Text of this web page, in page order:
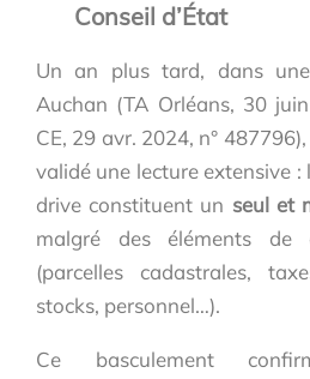
Conseil d’État
Un an plus tard, dans
Auchan (TA Orléans, 30
CE, 29 avr. 2024, n°
validé une lecture extensive :
drive constituent un seul et
malgré des éléments de
(parcelles cadastrales,
stocks, personnel…).
Ce basculement